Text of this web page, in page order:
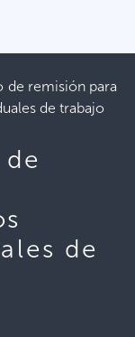
de remisión para
de trabajo
de